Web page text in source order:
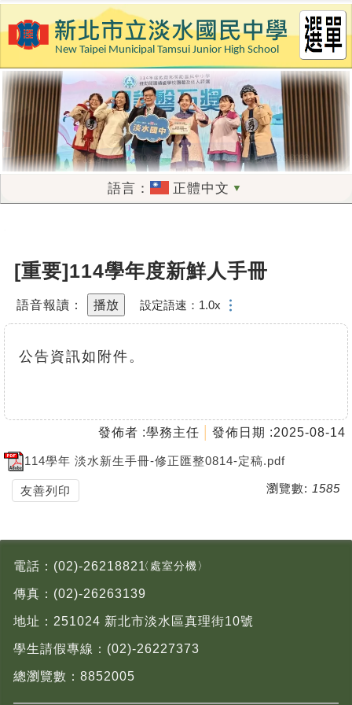
到
主
要
內
容
區
新北市立淡水國民中學
正體中文 ▼
[重要]114學年度新鮮人手冊
語音報讀： 播放 設定語速：1.0x …
公告資訊如附件。
發佈日期 :2025-08-14
發佈者 :學務主任
114學年 淡水新生手冊-修正匯整0814-定稿.pdf
瀏覽數: 1585
友善列印
電話： (02)-26218821〈處室分機〉
傳真： (02)-26263139
地址： 251024 新北市淡水區真理街10號
學生請假專線： (02)-26227373
總瀏覽數： 8852005